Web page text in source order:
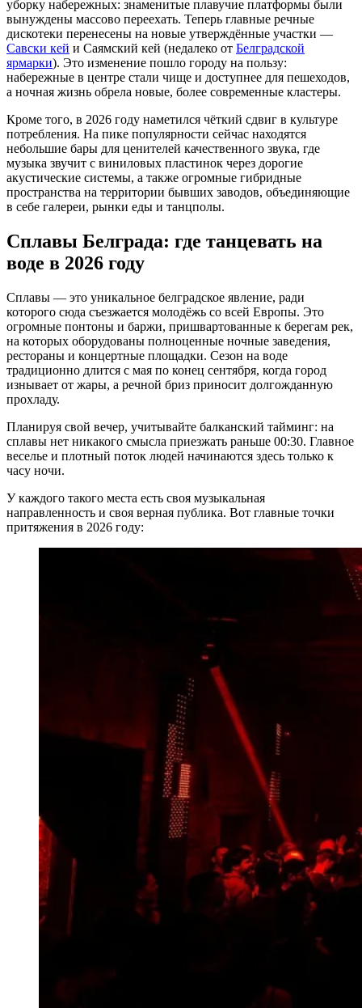
уборку набережных: знаменитые плавучие платформы были
вынуждены массово переехать. Теперь главные речные
дискотеки перенесены на новые утверждённые участки —
Савски кей и Саямский кей (недалеко от Белградской
ярмарки). Это изменение пошло городу на пользу:
набережные в центре стали чище и доступнее для пешеходов,
а ночная жизнь обрела новые, более современные кластеры.
Кроме того, в 2026 году наметился чёткий сдвиг в культуре
потребления. На пике популярности сейчас находятся
небольшие бары для ценителей качественного звука, где
музыка звучит с виниловых пластинок через дорогие
акустические системы, а также огромные гибридные
пространства на территории бывших заводов, объединяющие
в себе галереи, рынки еды и танцполы.
Сплавы Белграда: где танцевать на
воде в 2026 году
Сплавы — это уникальное белградское явление, ради
которого сюда съезжается молодёжь со всей Европы. Это
огромные понтоны и баржи, пришвартованные к берегам рек,
на которых оборудованы полноценные ночные заведения,
рестораны и концертные площадки. Сезон на воде
традиционно длится с мая по конец сентября, когда город
изнывает от жары, а речной бриз приносит долгожданную
прохладу.
Планируя свой вечер, учитывайте балканский тайминг: на
сплавы нет никакого смысла приезжать раньше 00:30. Главное
веселье и плотный поток людей начинаются здесь только к
часу ночи.
У каждого такого места есть своя музыкальная
направленность и своя верная публика. Вот главные точки
притяжения в 2026 году: